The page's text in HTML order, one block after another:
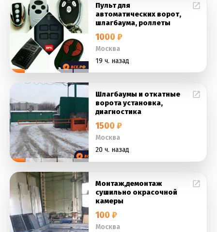
Пульт для
автоматических ворот,
шлагбаума, роллеты
1000 ₽
Москва
19 ч. назад
Шлагбаумы и откатные
ворота установка,
диагностика
1500 ₽
Москва
20 ч. назад
Монтаж,демонтаж
сушильно окрасочной
камеры
100 ₽
Москва